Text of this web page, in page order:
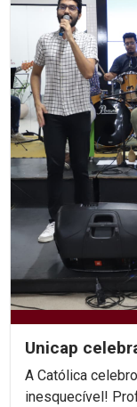
Unicap
A Católica
inesquecível!